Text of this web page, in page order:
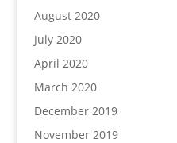
August 2020
July 2020
April 2020
March 2020
December 2019
November 2019